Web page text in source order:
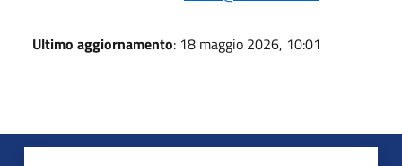
Ultimo aggiornamento: 18 maggio 2026, 10:01